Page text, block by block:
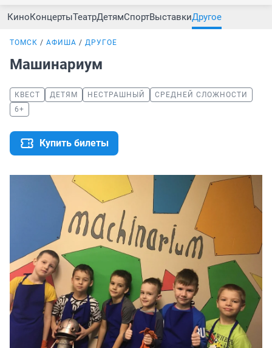
КиноКонцертыТеатрДетямСпортВыставкиДругое
ТОМСК АФИША ДРУГОЕ
Машинариум
КВЕСТ ДЕТЯМ НЕСТРАШНЫЙ
СРЕДНЕЙ СЛОЖНОСТИ
6+
Купить билеты